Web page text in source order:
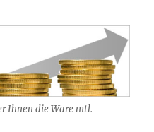
Ihnen die Ware mtl.